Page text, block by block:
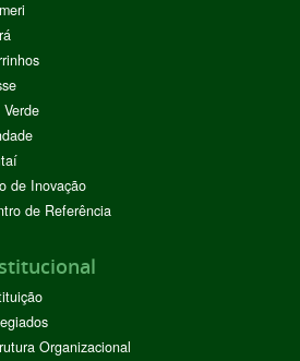
de Inovação
de Referência
Organizacional